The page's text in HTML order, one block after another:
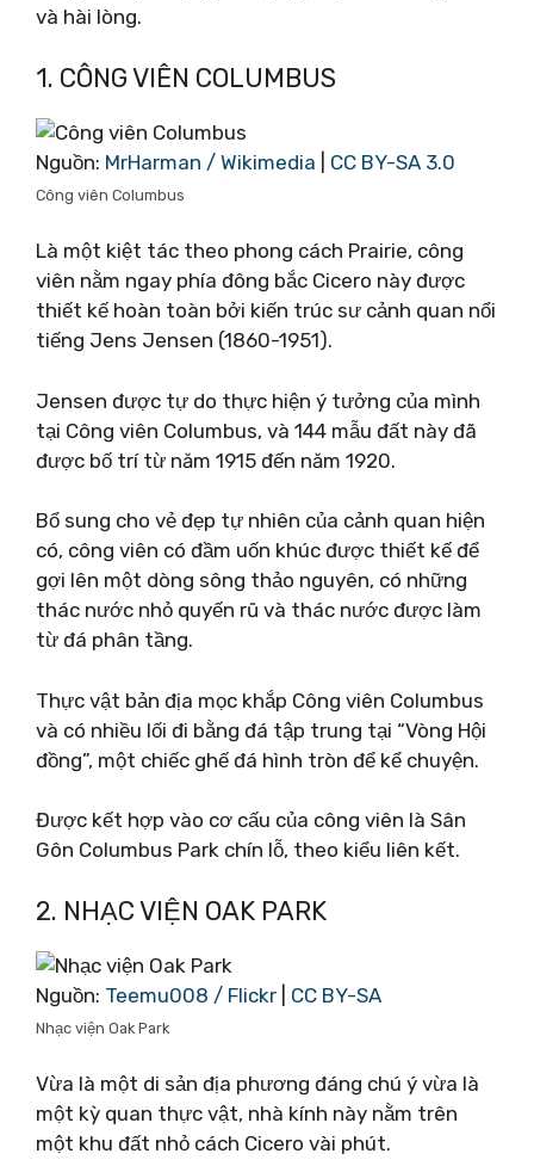
và hài lòng.
1. CÔNG VIÊN COLUMBUS
Nguồn: MrHarman / Wikimedia CC BY-SA 3.0
Công viên Columbus
Là một kiệt tác theo phong cách Prairie, công
viên nằm ngay phía đông bắc Cicero này được
thiết kế hoàn toàn bởi kiến ​​trúc sư cảnh quan nổi
tiếng Jens Jensen (1860-1951).
Jensen được tự do thực hiện ý tưởng của mình
tại Công viên Columbus, và 144 mẫu đất này đã
được bố trí từ năm 1915 đến năm 1920.
Bổ sung cho vẻ đẹp tự nhiên của cảnh quan hiện
có, công viên có đầm uốn khúc được thiết kế để
gợi lên một dòng sông thảo nguyên, có những
thác nước nhỏ quyến rũ và thác nước được làm
từ đá phân tầng.
Thực vật bản địa mọc khắp Công viên Columbus
và có nhiều lối đi bằng đá tập trung tại “Vòng Hội
đồng”, một chiếc ghế đá hình tròn để kể chuyện.
Được kết hợp vào cơ cấu của công viên là Sân
Gôn Columbus Park chín lỗ, theo kiểu liên kết.
2. NHẠC VIỆN OAK PARK
Nguồn: Teemu008 / Flickr CC BY-SA
Nhạc viện Oak Park
Vừa là một di sản địa phương đáng chú ý vừa là
một kỳ quan thực vật, nhà kính này nằm trên
một khu đất nhỏ cách Cicero vài phút.